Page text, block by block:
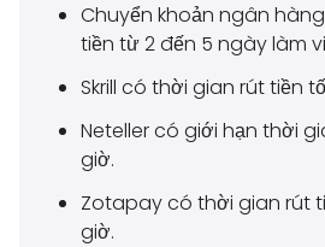
Chuyển khoản ngân
tiền từ 2 đến 5 ngày làm
Skrill có thời gian rút tiền
Neteller có giới hạn thời
giờ.
Zotapay có thời gian rút
giờ.